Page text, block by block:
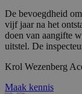
De bevoegdheid
vijf jaar na het
doen van aangifte
uitstel. De
Krol Wezenberg
Maak kennis